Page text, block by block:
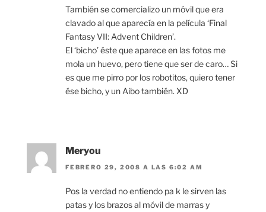
También se comercializo un móvil que era
clavado al que aparecía en la película ‘Final
Fantasy VII: Advent Children’.
El ‘bicho’ éste que aparece en las fotos me
mola un huevo, pero tiene que ser de caro… Si
es que me pirro por los robotitos, quiero tener
ése bicho, y un Aibo también. XD
Meryou
FEBRERO 29, 2008 A LAS 6:02 AM
Pos la verdad no entiendo pa k le sirven las
patas y los brazos al móvil de marras y